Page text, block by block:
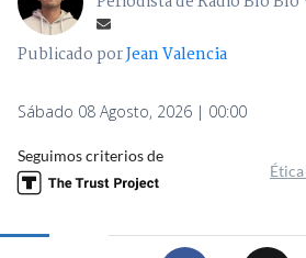
"vergüenza": Poduje
contra empresas por
Periodista de Radio Bío Bío